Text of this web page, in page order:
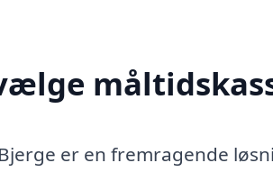
er en fremragende